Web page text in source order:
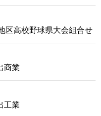
区高校野球県大会組合せ
商業
工業